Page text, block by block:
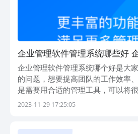
企业管理软件管理系统哪些好
合集
企业管理软件管理系统哪个好是大
的问题，想要提高团队的工作效率
是需要用合适的管理工具，可以将
或者是电子化，从而花费更短的时
2023-11-29 17:25:05